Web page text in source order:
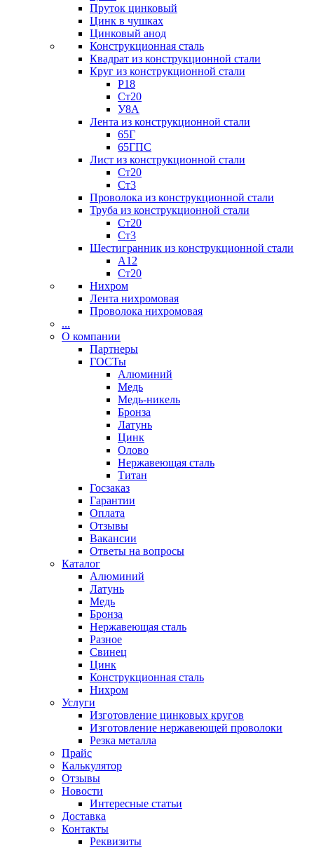
Пруток цинковый
Цинк в чушках
Цинковый анод
Конструкционная сталь
Квадрат из конструкционной стали
Круг из конструкционной стали
Р18
Ст20
У8А
Лента из конструкционной стали
65Г
65ГПС
Лист из конструкционной стали
Ст20
Ст3
Проволока из конструкционной стали
Труба из конструкционной стали
Ст20
Ст3
Шестигранник из конструкционной стали
А12
Ст20
Нихром
Лента нихромовая
Проволока нихромовая
...
О компании
Партнеры
ГОСТы
Алюминий
Медь
Медь-никель
Бронза
Латунь
Цинк
Олово
Нержавеющая сталь
Титан
Госзаказ
Гарантии
Оплата
Отзывы
Вакансии
Ответы на вопросы
Каталог
Алюминий
Латунь
Медь
Бронза
Нержавеющая сталь
Разное
Свинец
Цинк
Конструкционная сталь
Нихром
Услуги
Изготовление цинковых кругов
Изготовление нержавеющей проволоки
Резка металла
Прайс
Калькулятор
Отзывы
Новости
Интересные статьи
Доставка
Контакты
Реквизиты